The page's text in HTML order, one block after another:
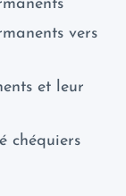
vers
et leur
chéquiers